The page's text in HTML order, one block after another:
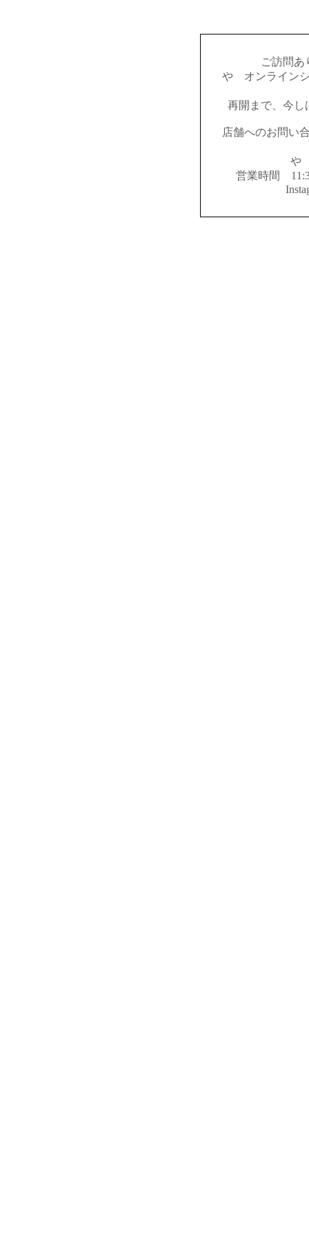
ご訪問あ
やゝオンライン
再開まで、今し
店舗へのお問い
や
営業時間